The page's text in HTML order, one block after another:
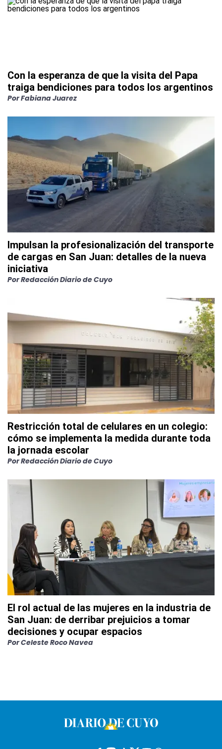
Con la esperanza de que la visita del Papa
traiga bendiciones para todos los argentinos
PorFabiana Juarez
Impulsan la profesionalización del transporte
de cargas en San Juan: detalles de la nueva
iniciativa
PorRedacción Diario de Cuyo
Restricción total de celulares en un colegio:
cómo se implementa la medida durante toda
la jornada escolar
PorRedacción Diario de Cuyo
El rol actual de las mujeres en la industria de
San Juan: de derribar prejuicios a tomar
decisiones y ocupar espacios
PorCeleste Roco Navea